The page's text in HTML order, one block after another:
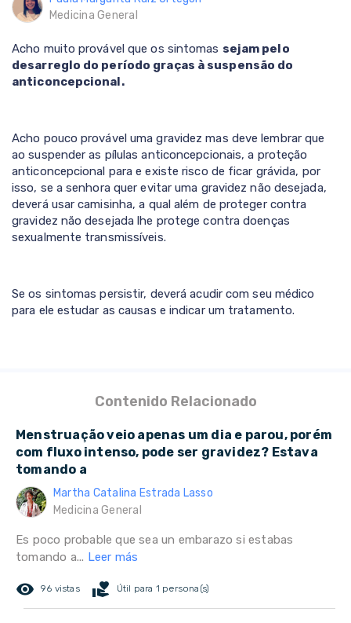
Medicina General
Acho muito provável que os sintomas sejam pelo
desarreglo do período graças à suspensão do
anticoncepcional.
Acho pouco provável uma gravidez mas deve lembrar que
ao suspender as pílulas anticoncepcionais, a proteção
anticoncepcional para e existe risco de ficar grávida, por
isso, se a senhora quer evitar uma gravidez não desejada,
deverá usar camisinha, a qual além de proteger contra
gravidez não desejada lhe protege contra doenças
sexualmente transmissíveis.
Se os sintomas persistir, deverá acudir com seu médico
para ele estudar as causas e indicar um tratamento.
Contenido Relacionado
Menstruação veio apenas um dia e parou, porém
com fluxo intenso, pode ser gravidez? Estava
tomando a
Martha Catalina Estrada Lasso
Medicina General
Es poco probable que sea un embarazo si estabas
tomando a... Leer más
remove_red_eye 96 vistas volunteer_activism Útil para 1 persona(s)